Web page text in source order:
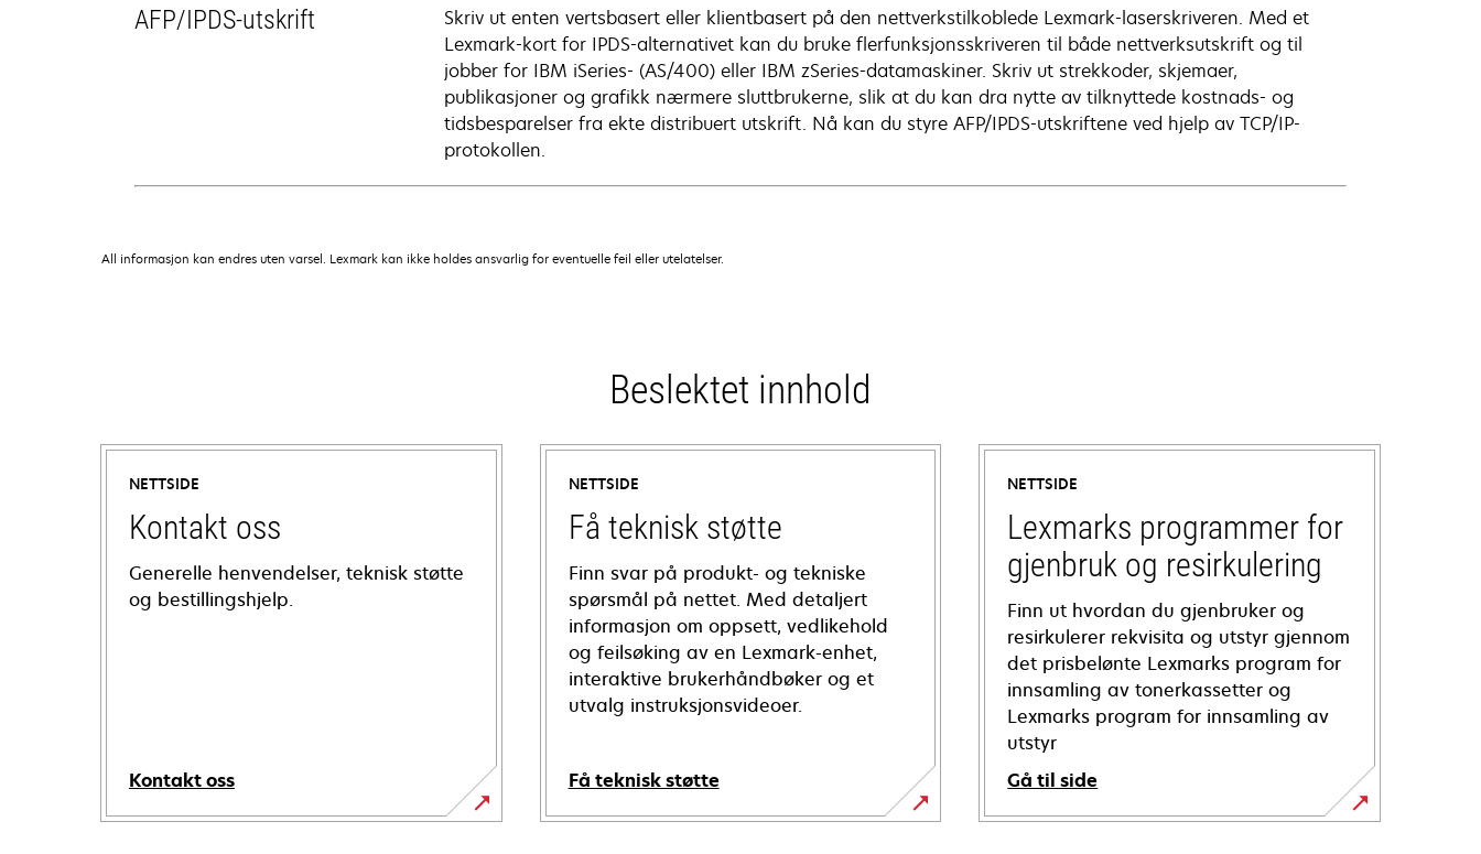
AFP/IPDS-utskrift
Skriv ut enten vertsbasert eller klientbasert på den nettverkstilkoblede Lexmark-laserskriveren. Med et
Lexmark-kort for IPDS-alternativet kan du bruke flerfunksjonsskriveren til både nettverksutskrift og til
jobber for IBM iSeries- (AS/400) eller IBM zSeries-datamaskiner. Skriv ut strekkoder, skjemaer,
publikasjoner og grafikk nærmere sluttbrukerne, slik at du kan dra nytte av tilknyttede kostnads- og
tidsbesparelser fra ekte distribuert utskrift. Nå kan du styre AFP/IPDS-utskriftene ved hjelp av TCP/IP-
protokollen.
All informasjon kan endres uten varsel. Lexmark kan ikke holdes ansvarlig for eventuelle feil eller utelatelser.
Beslektet innhold
NETTSIDE
Kontakt oss
Generelle henvendelser, teknisk støtte
og bestillingshjelp.
Kontakt oss
NETTSIDE
Få teknisk støtte
Finn svar på produkt- og tekniske
spørsmål på nettet. Med detaljert
informasjon om oppsett, vedlikehold
og feilsøking av en Lexmark-enhet,
interaktive brukerhåndbøker og et
utvalg instruksjonsvideoer.
Få teknisk støtte
opens
NETTSIDE
Lexmarks programmer for
gjenbruk og resirkulering
Finn ut hvordan du gjenbruker og
resirkulerer rekvisita og utstyr gjennom
det prisbelønte Lexmarks program for
innsamling av tonerkassetter og
Lexmarks program for innsamling av
utstyr
Gå til side